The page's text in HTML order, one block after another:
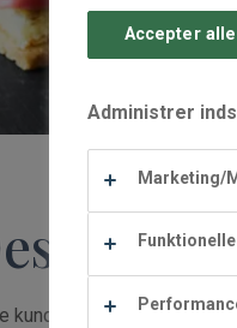
og tag imod
Accepter
Administrer
Marketing/